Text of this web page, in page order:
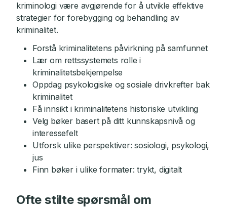
kriminologi være avgjørende for å utvikle effektive
strategier for forebygging og behandling av
kriminalitet.
Forstå kriminalitetens påvirkning på samfunnet
Lær om rettssystemets rolle i
kriminalitetsbekjempelse
Oppdag psykologiske og sosiale drivkrefter bak
kriminalitet
Få innsikt i kriminalitetens historiske utvikling
Velg bøker basert på ditt kunnskapsnivå og
interessefelt
Utforsk ulike perspektiver: sosiologi, psykologi,
jus
Finn bøker i ulike formater: trykt, digitalt
Ofte stilte spørsmål om